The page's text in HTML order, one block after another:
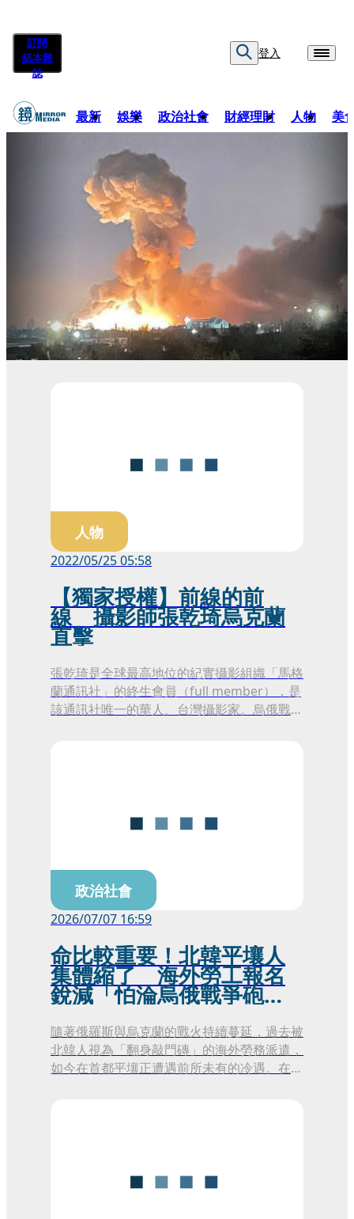
訂閱
紙本雜
誌
登入
最新 娛樂 政治社會 財經理財 人物 美
人物
2022/05/25 05:58
【獨家授權】前線的前
線 攝影師張乾琦烏克蘭
直擊
張乾琦是全球最高地位的紀實攝影組織「馬格
蘭通訊社」的終生會員（full member），是
該通訊社唯一的華人、台灣攝影家。烏俄戰爭
政治社會
2026/07/07 16:59
命比較重要！北韓平壤人
集體縮了 海外勞工報名
銳減「怕淪烏俄戰爭砲
灰」
隨著俄羅斯與烏克蘭的戰火持續蔓延，過去被
北韓人視為「翻身敲門磚」的海外勞務派遣，
如今在首都平壤正遭遇前所未有的冷遇。在